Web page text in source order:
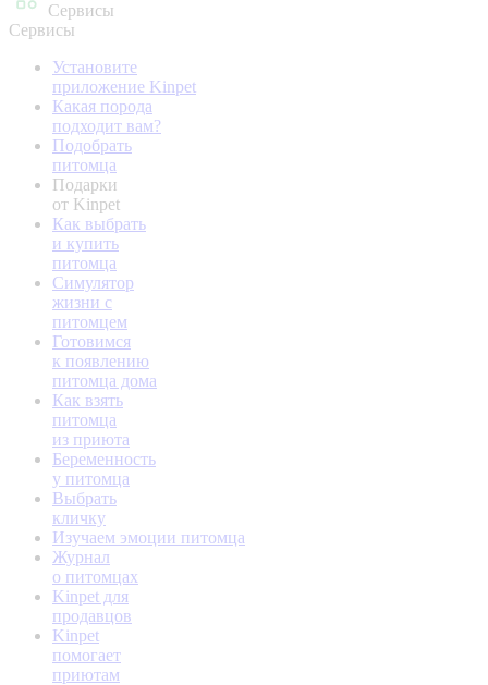
Сервисы
Сервисы
Установите
приложение Kinpet
Какая порода
подходит вам?
Подобрать
питомца
Подарки
от Kinpet
Как выбрать
и купить
питомца
Симулятор
жизни с
питомцем
Готовимся
к появлению
питомца дома
Как взять
питомца
из приюта
Беременность
у питомца
Выбрать
кличку
Изучаем эмоции питомца
Журнал
о питомцах
Kinpet для
продавцов
Kinpet
помогает
приютам